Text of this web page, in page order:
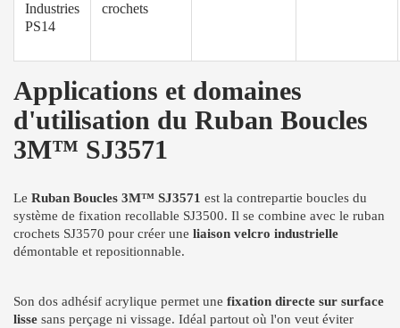
Industries
PS14
crochets
Applications et domaines
d'utilisation du Ruban Boucles
3M™ SJ3571
Le Ruban Boucles 3M™ SJ3571 est la contrepartie boucles du
système de fixation recollable SJ3500. Il se combine avec le ruban
crochets SJ3570 pour créer une liaison velcro industrielle
démontable et repositionnable.
Son dos adhésif acrylique permet une fixation directe sur surface
lisse sans perçage ni vissage. Idéal partout où l'on veut éviter